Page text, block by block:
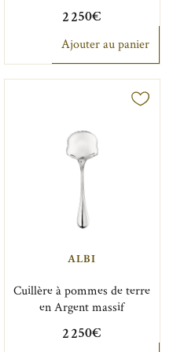
2 250€
Ajouter au panier
ALBI
Cuillère à pommes de terre
en Argent massif
2 250€